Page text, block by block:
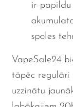
ir papildu
spoles
VapeSale24
tāpēc regulāri
uzzinātu